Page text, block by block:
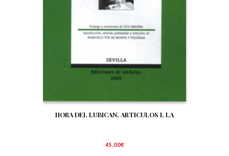
HORA DEL LUBICAN. ARTICULOS I, LA
45,00€